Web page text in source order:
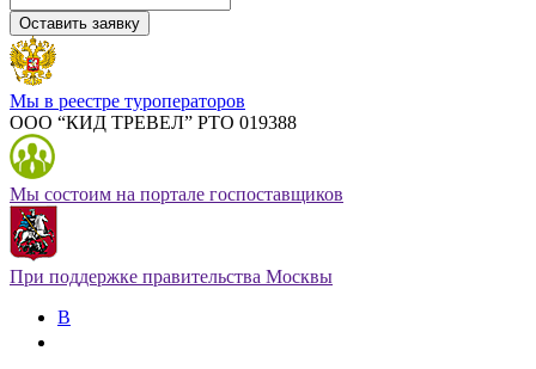
Оставить заявку
Мы в реестре туроператоров
ООО “КИД ТРЕВЕЛ” РТО 019388
Мы состоим на портале госпоставщиков
При поддержке правительства Москвы
В